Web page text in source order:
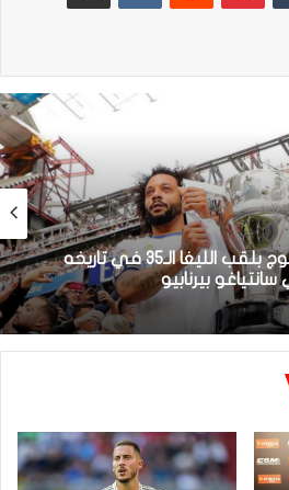
بيرنابيو
تاكا” التي أبهرت العالم
وراءها